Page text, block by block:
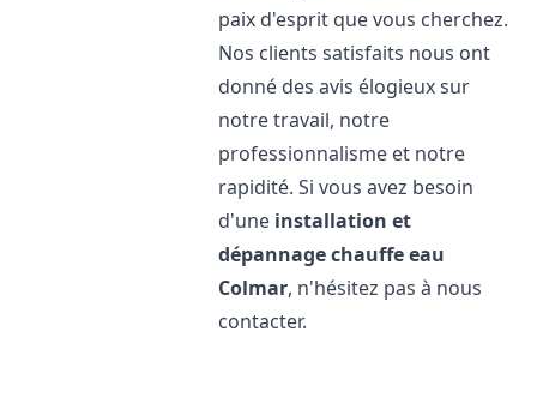
paix d'esprit que vous cherchez.
Nos clients satisfaits nous ont
donné des avis élogieux sur
notre travail, notre
professionnalisme et notre
rapidité. Si vous avez besoin
d'une installation et
dépannage chauffe eau
Colmar, n'hésitez pas à nous
contacter.